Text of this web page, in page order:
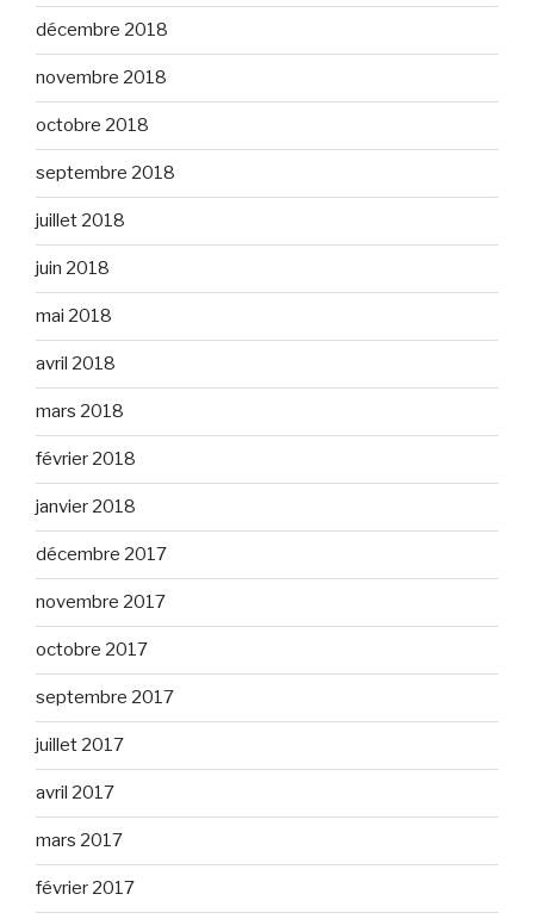
décembre 2018
novembre 2018
octobre 2018
septembre 2018
juillet 2018
juin 2018
mai 2018
avril 2018
mars 2018
février 2018
janvier 2018
décembre 2017
novembre 2017
octobre 2017
septembre 2017
juillet 2017
avril 2017
mars 2017
février 2017